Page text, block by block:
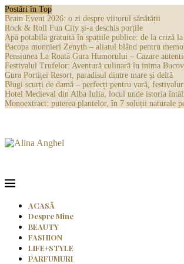
Postări în Top
Brain Event 2026: o zi despre viitorul sănătății
Rock & Roll Fun City și-a deschis porțile
Apă potabila gratuită în spațiile publice: de la criză
Bacopa monnieri Zenyth – aliatul blând pentru
Pensiunea La Roată Gura Humorului – Cazare
Festivalul Trufelor: Aventură culinară în inima
Gura Portiței Resort, paradisul dintre mare și deltă
Blugi scurți de damă – perfecți pentru vară,
Hotel Medieval din Alba Iulia, locul unde istoria
Monoextract: puterea plantelor, în 7 soluții naturale
ACASĂ
Despre Mine
BEAUTY
FASHION
LIFE+STYLE
PARFUMURI